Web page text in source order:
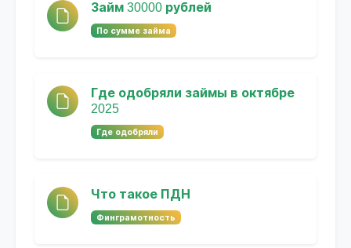
Займ 30000 рублей
По сумме займа
Где одобряли займы в октябре
2025
Где одобряли
Что такое ПДН
Финграмотность